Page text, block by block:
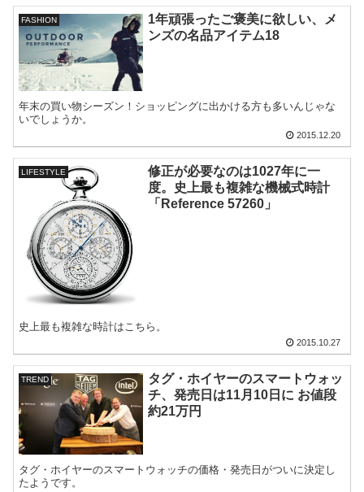
FASHION
1年頑張ったご褒美に欲しい、メ
ンズの名品アイテム18
年末の買い物シーズン！ショッピングに出かける方も多いんじゃな
いでしょうか。
2015.12.20
LIFESTYLE
修正が必要なのは1027年に一
度。史上最も複雑な機械式時計
「Reference 57260」
史上最も複雑な時計はこちら。
2015.10.27
TREND
タグ・ホイヤーのスマートウォッ
チ、発売日は11月10日に お値段
約21万円
タグ・ホイヤーのスマートウォッチの価格・発売日がついに決定し
たようです。